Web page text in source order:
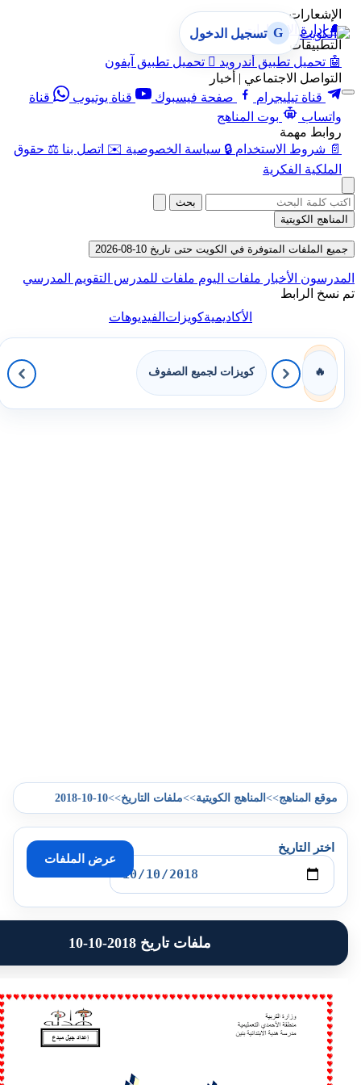
أندرويد  تحميل تطبيق آيفون
| أخبار
صفحة فيسبوك قناة يوتيوب
قناة
بوت المناهج
🔒 سياسة الخصوصية ✉️ اتصل بنا ⚖️ حقوق
G تسجيل الدخول
في الكويت حتى تاريخ 10-08-2026
ملفات اليوم ملفات للمدرسالتقويم المدرسي
كويزاتالفيديوهات
كويزات لجميع الصفوف
>>المناهج الكويتية >>ملفات التاريخ>>
2018-10-10
عرض الملفات
ملفات تاريخ 2018-10-10